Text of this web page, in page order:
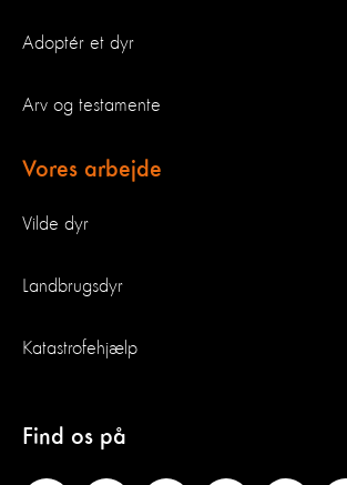
Adoptér et dyr
Arv og testamente
Vores arbejde
Vilde dyr
Landbrugsdyr
Katastrofehjælp
Find os på